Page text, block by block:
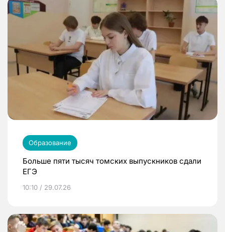
Образование
Больше пяти тысяч томских выпускников сдали
ЕГЭ
10:10 / 29.07.26